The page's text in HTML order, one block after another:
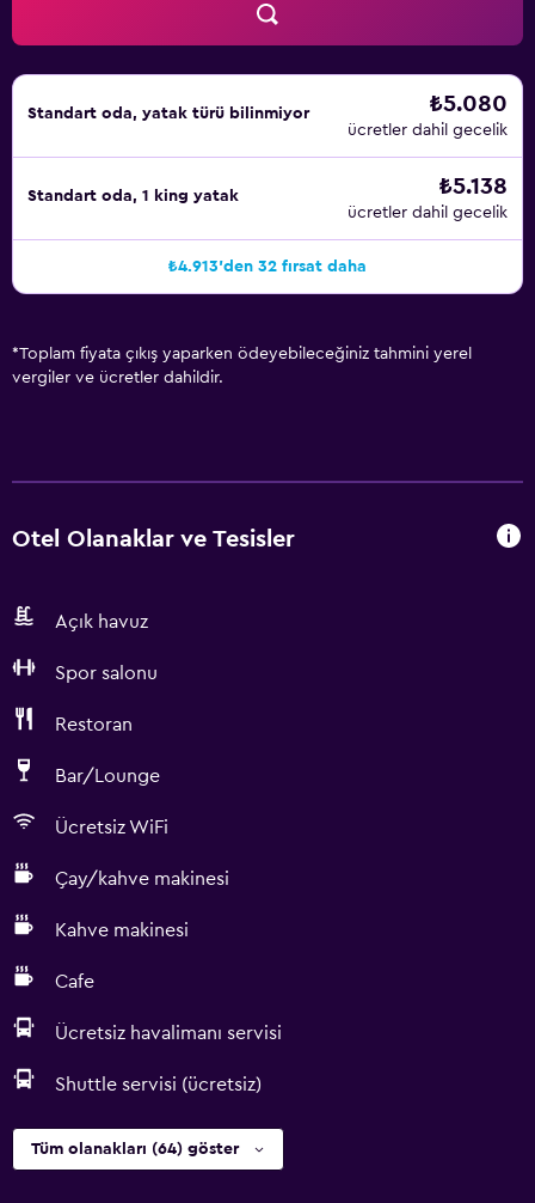
Standart oda, yatak türü bilinmiyor ₺5.080
ücretler dahil gecelik
Standart oda, 1 king yatak ₺5.138
ücretler dahil gecelik
₺4.913'den 32 fırsat daha
*Toplam fiyata çıkış yaparken ödeyebileceğiniz tahmini yerel
vergiler ve ücretler dahildir.
Otel Olanaklar ve Tesisler
Açık havuz
Spor salonu
Restoran
Bar/Lounge
Ücretsiz WiFi
Çay/kahve makinesi
Kahve makinesi
Cafe
Ücretsiz havalimanı servisi
Shuttle servisi (ücretsiz)
Tüm olanakları (64) göster